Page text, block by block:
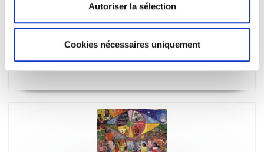
Autoriser la sélection
Cookies nécessaires uniquement
Archéologie de la représentation politique
Structure et fondement d'une crise